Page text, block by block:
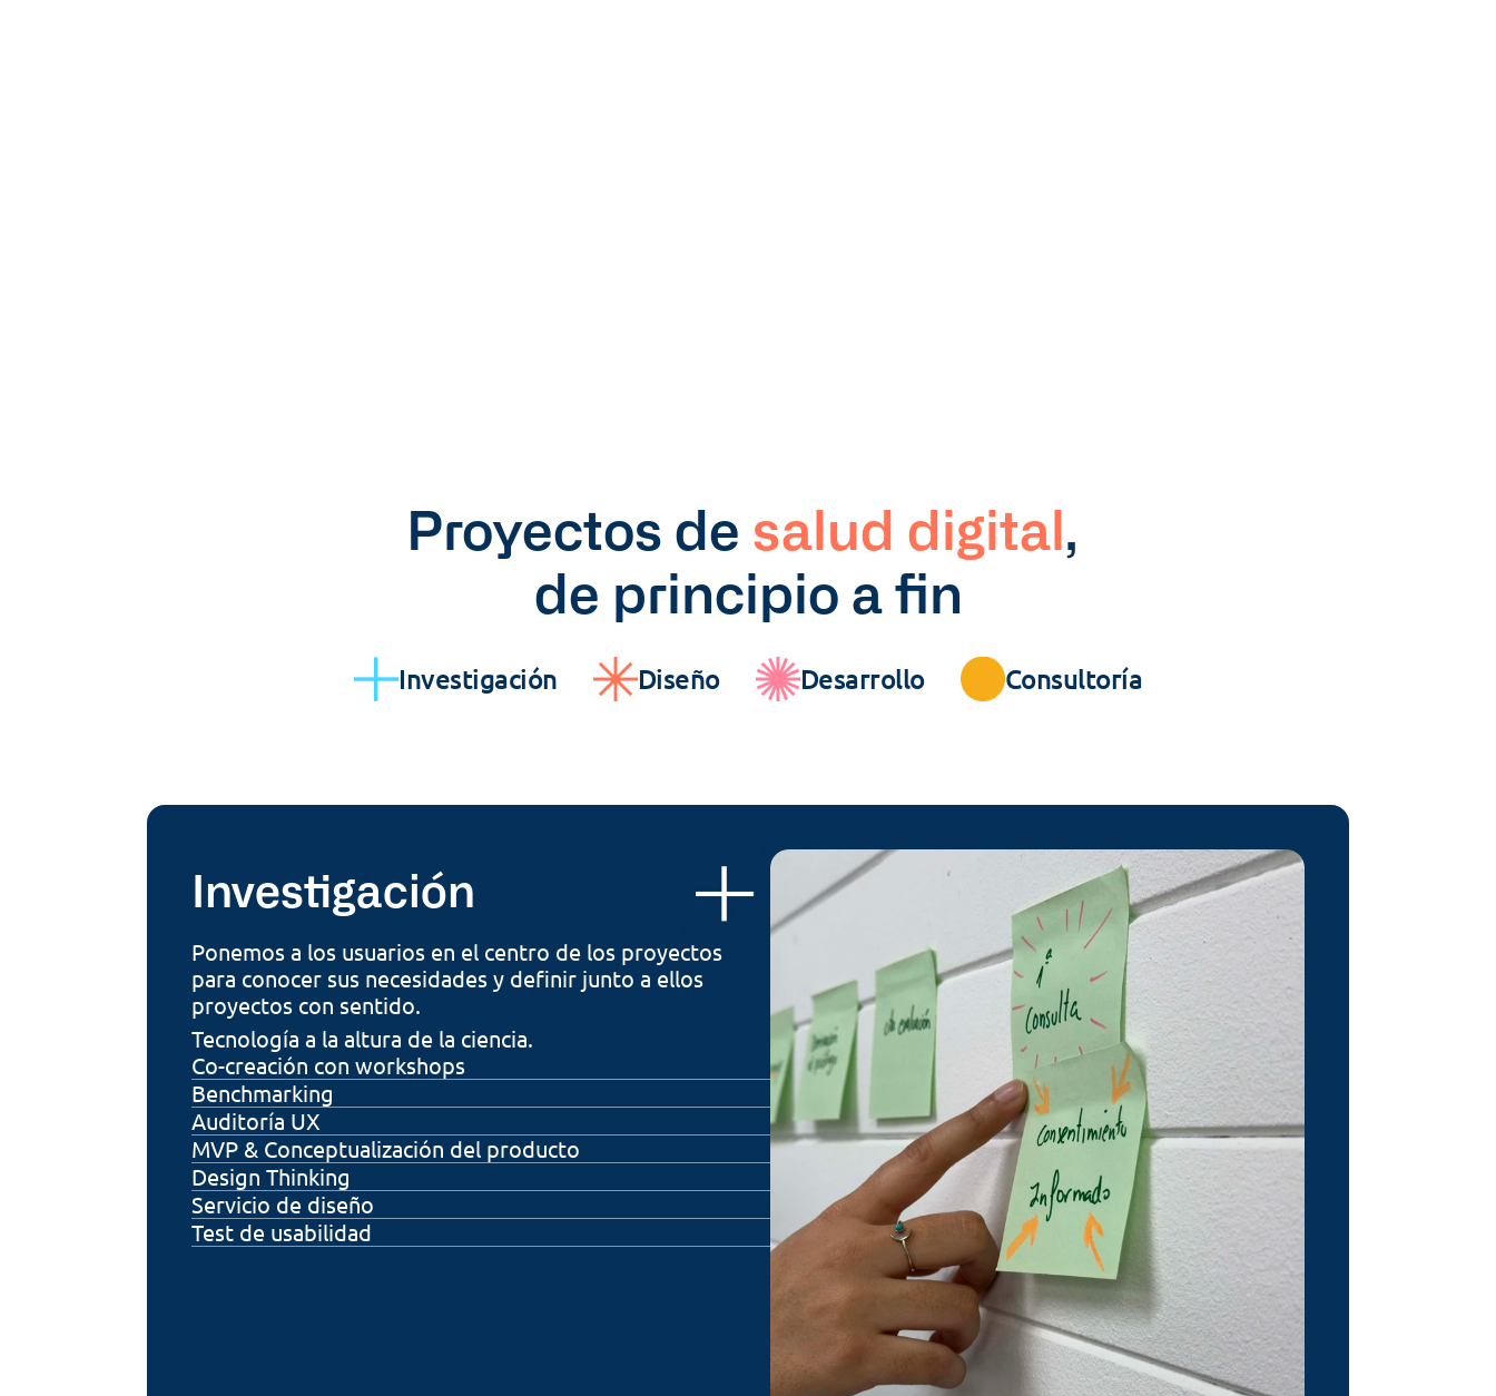
Proyectos de salud digital ,
de principio a fin
Investigación Diseño Desarrollo Consultoría
Investigación
Ponemos a los usuarios en el centro de los proyectos
para conocer sus necesidades y definir junto a ellos
proyectos con sentido.
Tecnología a la altura de la ciencia.
Co-creación con workshops
Benchmarking
Auditoría UX
MVP & Conceptualización del producto
Design Thinking
Servicio de diseño
Test de usabilidad